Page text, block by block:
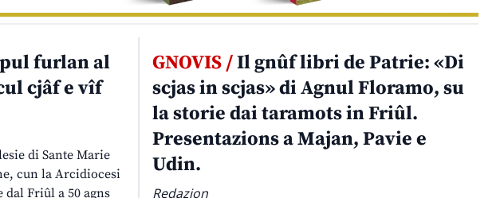
furlan al
cjâf e vîf
di Sante Marie
cun la Arcidiocesi
dal Friûl a 50 agns
GNOVIS /Il gnûf libri de Patrie: «Di
scjas in scjas» di Agnul Floramo, su
la storie dai taramots in Friûl.
Presentazions a Majan, Pavie e
Udin.
Redazion